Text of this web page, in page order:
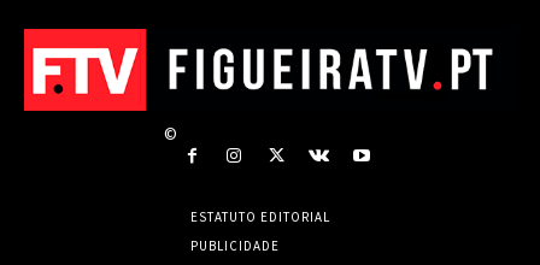
©
ESTATUTO EDITORIAL
PUBLICIDADE